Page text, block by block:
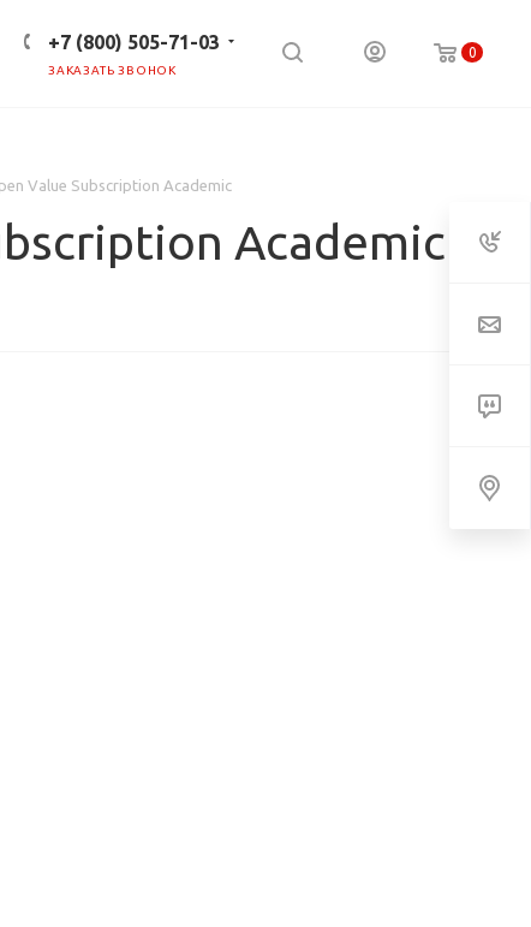
0
+7 (800) 505-71-03
ЗАКАЗАТЬ ЗВОНОК
Value Subscription Academic
Academic